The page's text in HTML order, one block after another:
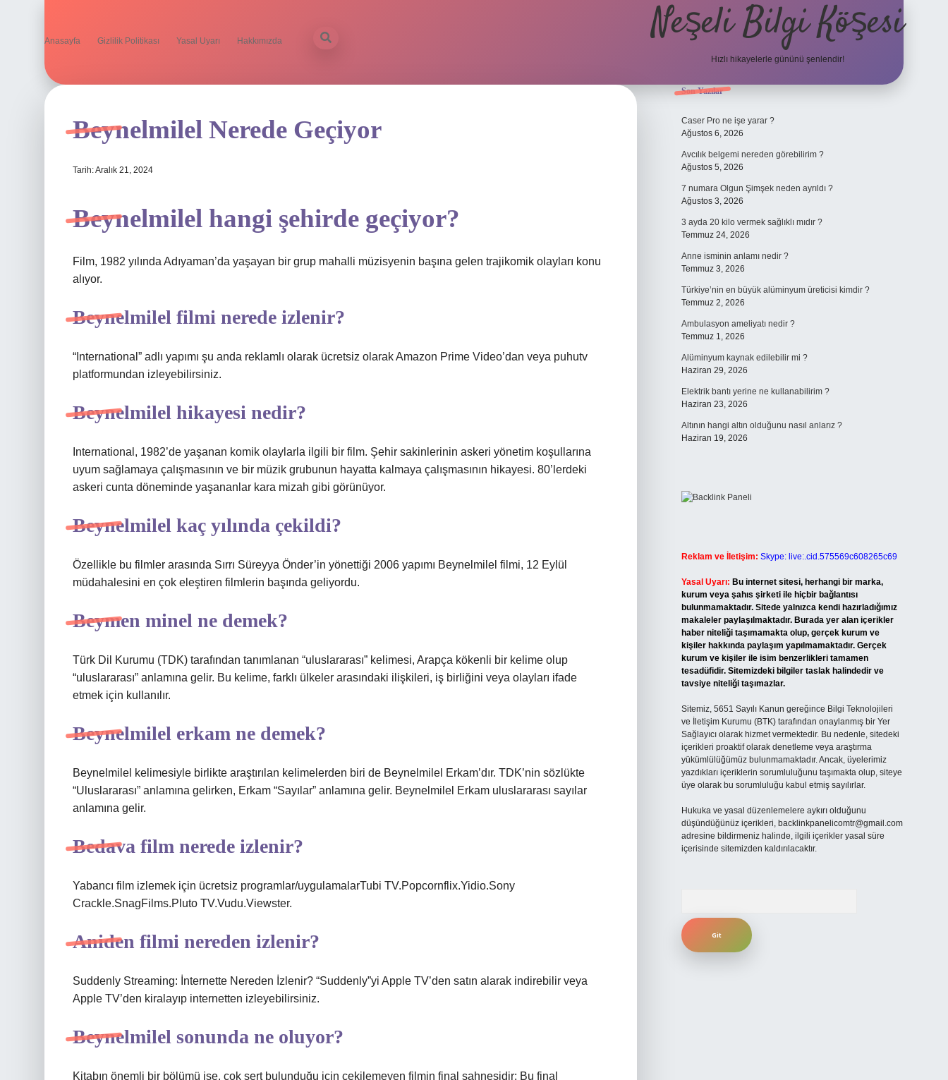
Anasayfa Gizlilik Politikası Yasal Uyarı Hakkımızda Neşeli Bilgi Köşesi
Hızlı hikayelerle gününü şenlendir!
Beynelmilel Nerede Geçiyor
Tarih: Aralık 21, 2024
Beynelmilel hangi şehirde geçiyor?
Film, 1982 yılında Adıyaman’da yaşayan bir grup mahalli müzisyenin başına gelen trajikomik olayları konu
alıyor.
Beynelmilel filmi nerede izlenir?
“International” adlı yapımı şu anda reklamlı olarak ücretsiz olarak Amazon Prime Video’dan veya puhutv
platformundan izleyebilirsiniz.
Beynelmilel hikayesi nedir?
International, 1982’de yaşanan komik olaylarla ilgili bir film. Şehir sakinlerinin askeri yönetim koşullarına
uyum sağlamaya çalışmasının ve bir müzik grubunun hayatta kalmaya çalışmasının hikayesi. 80’lerdeki
askeri cunta döneminde yaşananlar kara mizah gibi görünüyor.
Beynelmilel kaç yılında çekildi?
Özellikle bu filmler arasında Sırrı Süreyya Önder’in yönettiği 2006 yapımı Beynelmilel filmi, 12 Eylül
müdahalesini en çok eleştiren filmlerin başında geliyordu.
Beymen minel ne demek?
Türk Dil Kurumu (TDK) tarafından tanımlanan “uluslararası” kelimesi, Arapça kökenli bir kelime olup
“uluslararası” anlamına gelir. Bu kelime, farklı ülkeler arasındaki ilişkileri, iş birliğini veya olayları ifade
etmek için kullanılır.
Beynelmilel erkam ne demek?
Beynelmilel kelimesiyle birlikte araştırılan kelimelerden biri de Beynelmilel Erkam’dır. TDK’nin sözlükte
“Uluslararası” anlamına gelirken, Erkam “Sayılar” anlamına gelir. Beynelmilel Erkam uluslararası sayılar
anlamına gelir.
Bedava film nerede izlenir?
Yabancı film izlemek için ücretsiz programlar/uygulamalarTubi TV.Popcornflix.Yidio.Sony
Crackle.SnagFilms.Pluto TV.Vudu.Viewster.
Aniden filmi nereden izlenir?
Suddenly Streaming: İnternette Nereden İzlenir? “Suddenly”yi Apple TV’den satın alarak indirebilir veya
Apple TV’den kiralayıp internetten izleyebilirsiniz.
Beynelmilel sonunda ne oluyor?
Kitabın önemli bir bölümü ise, çok sert bulunduğu için çekilemeyen filmin final sahnesidir: Bu final
Sidebar
Son Yazılar
Caser Pro ne işe yarar ?
Ağustos 6, 2026
Avcılık belgemi nereden görebilirim ?
Ağustos 5, 2026
7 numara Olgun Şimşek neden ayrıldı ?
Ağustos 3, 2026
3 ayda 20 kilo vermek sağlıklı mıdır ?
Temmuz 24, 2026
Anne isminin anlamı nedir ?
Temmuz 3, 2026
Türkiye’nin en büyük alüminyum üreticisi kimdir ?
Temmuz 2, 2026
Ambulasyon ameliyatı nedir ?
Temmuz 1, 2026
Alüminyum kaynak edilebilir mi ?
Haziran 29, 2026
Elektrik bantı yerine ne kullanabilirim ?
Haziran 23, 2026
Altının hangi altın olduğunu nasıl anlarız ?
Haziran 19, 2026
Reklam ve İletişim: Skype: live:.cid.575569c608265c69
Yasal Uyarı: Bu internet sitesi, herhangi bir marka,
kurum veya şahıs şirketi ile hiçbir bağlantısı
bulunmamaktadır. Sitede yalnızca kendi hazırladığımız
makaleler paylaşılmaktadır. Burada yer alan içerikler
haber niteliği taşımamakta olup, gerçek kurum ve
kişiler hakkında paylaşım yapılmamaktadır. Gerçek
kurum ve kişiler ile isim benzerlikleri tamamen
tesadüfidir. Sitemizdeki bilgiler taslak halindedir ve
tavsiye niteliği taşımazlar.
Sitemiz, 5651 Sayılı Kanun gereğince Bilgi Teknolojileri
ve İletişim Kurumu (BTK) tarafından onaylanmış bir Yer
Sağlayıcı olarak hizmet vermektedir. Bu nedenle, sitedeki
içerikleri proaktif olarak denetleme veya araştırma
yükümlülüğümüz bulunmamaktadır. Ancak, üyelerimiz
yazdıkları içeriklerin sorumluluğunu taşımakta olup, siteye
üye olarak bu sorumluluğu kabul etmiş sayılırlar.
Hukuka ve yasal düzenlemelere aykırı olduğunu
düşündüğünüz içerikleri, backlinkpanelicomtr@gmail.com
adresine bildirmeniz halinde, ilgili içerikler yasal süre
içerisinde sitemizden kaldırılacaktır.